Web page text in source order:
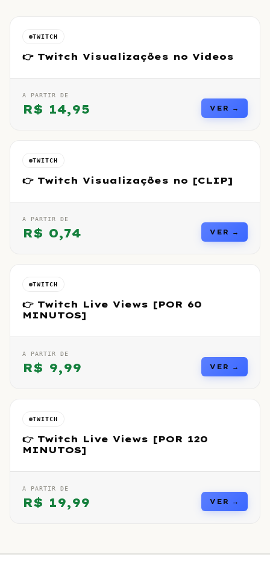
TWITCH
👉 Twitch Visualizações no Videos
A PARTIR DE
R$ 14,95 VER →
TWITCH
👉 Twitch Visualizações no [CLIP]
A PARTIR DE
R$ 0,74 VER →
TWITCH
👉 Twitch Live Views [POR 60
MINUTOS]
A PARTIR DE
R$ 9,99 VER →
TWITCH
👉 Twitch Live Views [POR 120
MINUTOS]
A PARTIR DE
R$ 19,99 VER →